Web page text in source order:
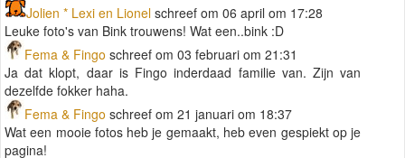
Jolien * Lexi en Lionel schreef om 06 april om 17:28
Leuke foto's van Bink trouwens! Wat een..bink :D
Fema & Fingo schreef om 03 februari om 21:31
Ja dat klopt, daar is Fingo inderdaad familie van. Zijn van
dezelfde fokker haha.
Fema & Fingo schreef om 21 januari om 18:37
Wat een mooie fotos heb je gemaakt, heb even gespiekt op je
pagina!